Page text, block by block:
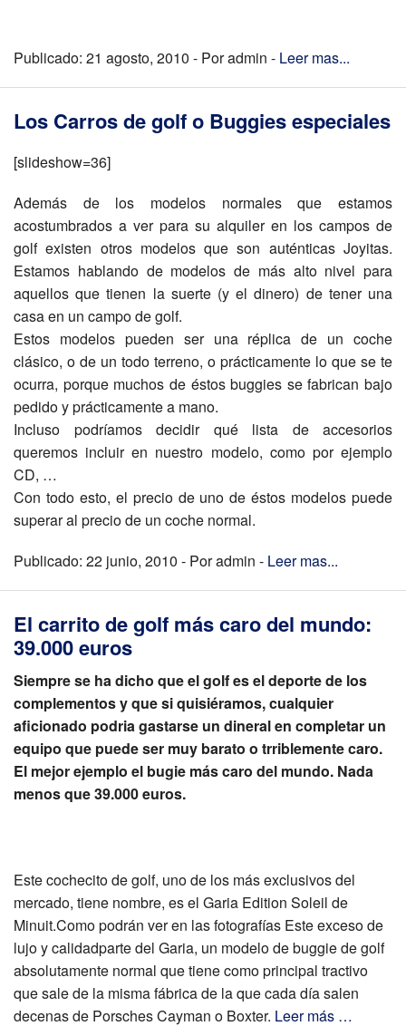
Publicado: 21 agosto, 2010 - Por admin - Leer mas...
Los Carros de golf o Buggies especiales
[slideshow=36]
Además de los modelos normales que estamos
acostumbrados a ver para su alquiler en los campos de
golf existen otros modelos que son auténticas Joyitas.
Estamos hablando de modelos de más alto nivel para
aquellos que tienen la suerte (y el dinero) de tener una
casa en un campo de golf.
Estos modelos pueden ser una réplica de un coche
clásico, o de un todo terreno, o prácticamente lo que se te
ocurra, porque muchos de éstos buggies se fabrican bajo
pedido y prácticamente a mano.
Incluso podríamos decidir qué lista de accesorios
queremos incluir en nuestro modelo, como por ejemplo
CD, …
Con todo esto, el precio de uno de éstos modelos puede
superar al precio de un coche normal.
Publicado: 22 junio, 2010 - Por admin - Leer mas...
El carrito de golf más caro del mundo:
39.000 euros
Siempre se ha dicho que el golf es el deporte de los
complementos y que si quisiéramos, cualquier
aficionado podria gastarse un dineral en completar un
equipo que puede ser muy barato o trriblemente caro.
El mejor ejemplo el bugie más caro del mundo. Nada
menos que 39.000 euros.
Este cochecito de golf, uno de los más exclusivos del
mercado, tiene nombre, es el Garia Edition Soleil de
Minuit.Como podrán ver en las fotografías Este exceso de
lujo y calidadparte del Garia, un modelo de buggie de golf
absolutamente normal que tiene como principal tractivo
que sale de la misma fábrica de la que cada día salen
decenas de Porsches Cayman o Boxter. Leer más …